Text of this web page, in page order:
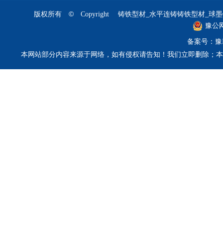
版权所有 © Copyright 铸铁型材_水平连铸铸铁型材_球
豫公
备案号： 豫
本网站部分内容来源于网络，如有侵权请告知！我们立即删除；